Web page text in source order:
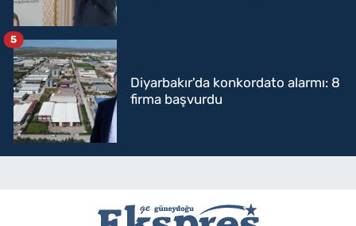
Diyarbakır'da konkordato alarmı: 8
firma başvurdu
5